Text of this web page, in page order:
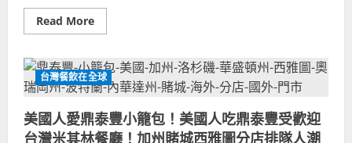
聖
台
劇
景
點
許
太
影
迷
Read MoreRead
more
口
罩
出
庭
街
頭
抗
台灣餐飲在全球
美國人愛鼎泰豐小籠包！美國人吃鼎泰豐受歡迎
台灣米其林餐廳！加州賭城西雅圖分店排隊人潮